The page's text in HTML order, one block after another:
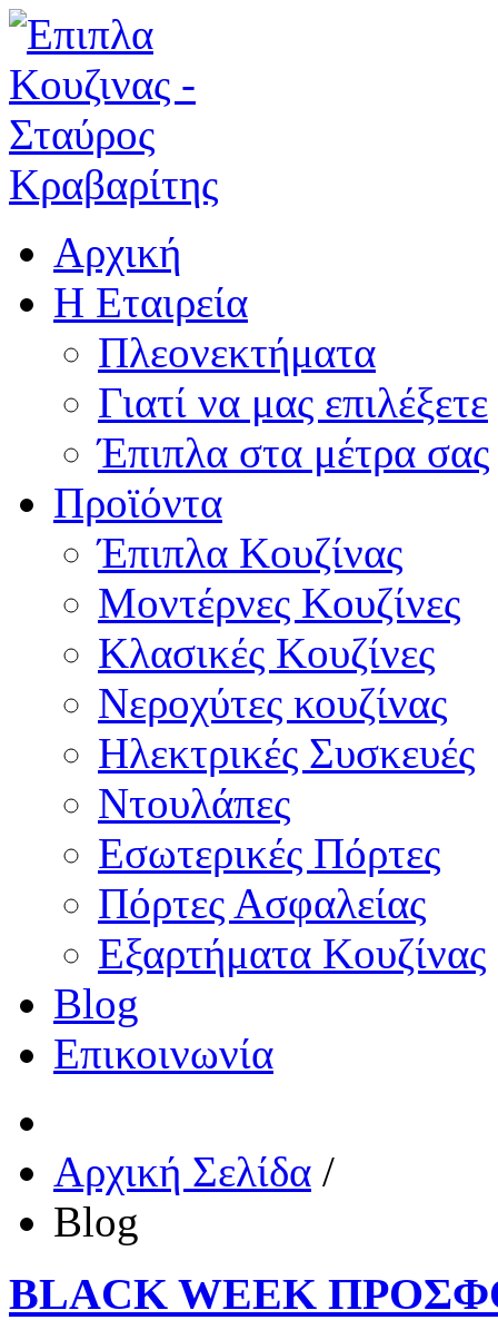
Αρχική
Η Εταιρεία
Πλεονεκτήματα
Γιατί να μας επιλέξετε
Έπιπλα στα μέτρα σας
Προϊόντα
Έπιπλα Κουζίνας
Μοντέρνες Κουζίνες
Κλασικές Κουζίνες
Νεροχύτες κουζίνας
Ηλεκτρικές Συσκευές
Ντουλάπες
Εσωτερικές Πόρτες
Πόρτες Ασφαλείας
Εξαρτήματα Κουζίνας
Blog
Επικοινωνία
Αρχική Σελίδα /
Blog
BLACK WEEK